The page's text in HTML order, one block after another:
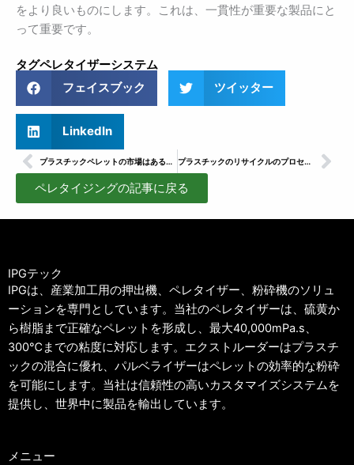
をより良いものにします。これは、一貫性が重要な製品にと
って重要です。
タグペレタイザーシステム
フェイスブック ツイッター
LinkedIn
Prev プラスチックペレットの市場はあるのか？IPGが専門知識を共有 プラスチックのリサイクルのプロセスとは？ 次
ペレタイジングの記事に戻る
IPGテック
IPGは、産業加工用の押出機、ペレタイザー、粉砕機のソリュ
ーションを専門としています。当社のペレタイザーは、硫黄か
ら樹脂まで正確なペレットを形成し、最大40,000mPa.s、
300℃までの粘度に対応します。エクストルーダーはプラスチ
ックの混合に優れ、パルベライザーはペレットの効率的な粉砕
を可能にします。当社は信頼性の高いカスタマイズシステムを
提供し、世界中に製品を輸出しています。
メニュー